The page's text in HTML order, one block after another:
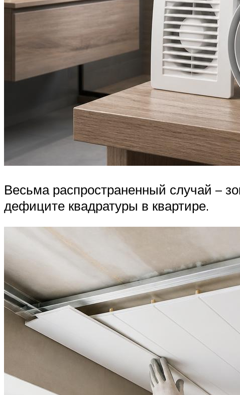
Весьма распространенный случай –
дефиците квадратуры в квартире.